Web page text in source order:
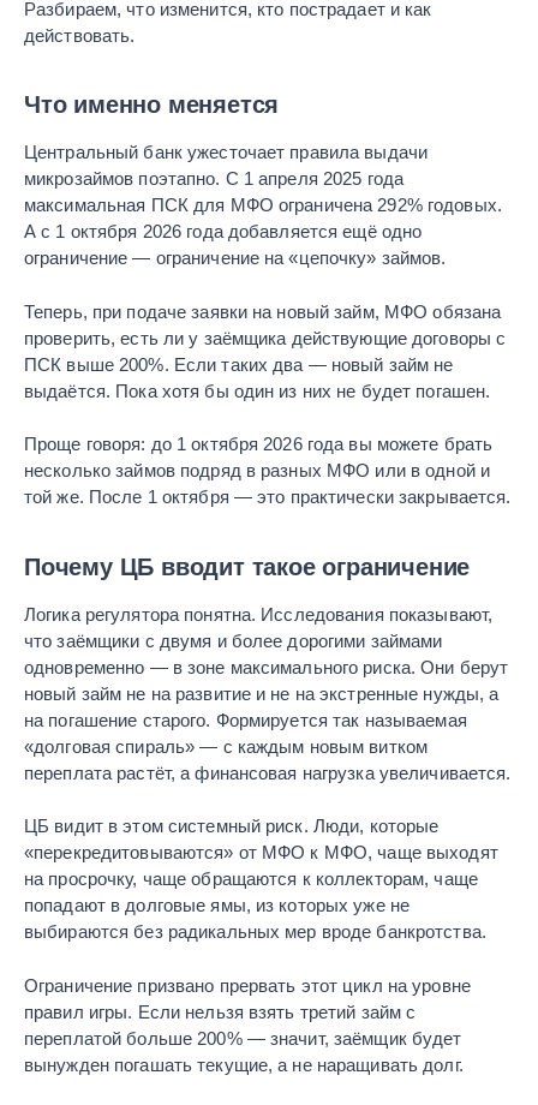
Разбираем, что изменится, кто пострадает и как
действовать.
Что именно меняется
Центральный банк ужесточает правила выдачи
микрозаймов поэтапно. С 1 апреля 2025 года
максимальная ПСК для МФО ограничена 292% годовых.
А с 1 октября 2026 года добавляется ещё одно
ограничение — ограничение на «цепочку» займов.
Теперь, при подаче заявки на новый займ, МФО обязана
проверить, есть ли у заёмщика действующие договоры с
ПСК выше 200%. Если таких два — новый займ не
выдаётся. Пока хотя бы один из них не будет погашен.
Проще говоря: до 1 октября 2026 года вы можете брать
несколько займов подряд в разных МФО или в одной и
той же. После 1 октября — это практически закрывается.
Почему ЦБ вводит такое ограничение
Логика регулятора понятна. Исследования показывают,
что заёмщики с двумя и более дорогими займами
одновременно — в зоне максимального риска. Они берут
новый займ не на развитие и не на экстренные нужды, а
на погашение старого. Формируется так называемая
«долговая спираль» — с каждым новым витком
переплата растёт, а финансовая нагрузка увеличивается.
ЦБ видит в этом системный риск. Люди, которые
«перекредитовываются» от МФО к МФО, чаще выходят
на просрочку, чаще обращаются к коллекторам, чаще
попадают в долговые ямы, из которых уже не
выбираются без радикальных мер вроде банкротства.
Ограничение призвано прервать этот цикл на уровне
правил игры. Если нельзя взять третий займ с
переплатой больше 200% — значит, заёмщик будет
вынужден погашать текущие, а не наращивать долг.